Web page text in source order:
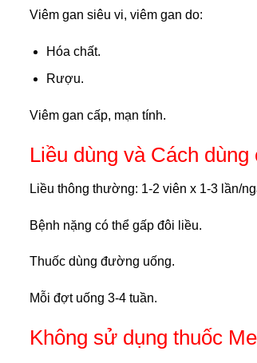
Viêm gan siêu vi, viêm gan do:
Hóa chất.
Rượu.
Viêm gan cấp, mạn tính.
Liều dùng và Cách
Liều thông thường: 1-2 viên x 1-3 lần/
Bệnh nặng có thể gấp đôi liều.
Thuốc dùng đường uống.
Mỗi đợt uống 3-4 tuần.
Không sử dụng thuốc